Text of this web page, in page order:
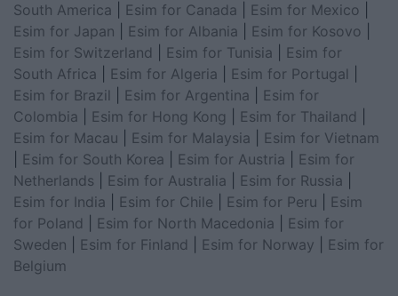
South America
Esim for Canada Esim for Mexico
Esim for Japan
Esim for Albania Esim for Kosovo
Esim for Switzerland
Esim for Tunisia
Esim for
South Africa
Esim for Algeria Esim for Portugal
Esim for Brazil
Esim for Argentina
Esim for
Colombia
Esim for Hong Kong Esim for Thailand
Esim for Macau
Esim for Malaysia
Esim for Vietnam
Esim for South Korea Esim for Austria
Esim for
Netherlands
Esim for Australia Esim for Russia
Esim for India
Esim for Chile Esim for Peru
Esim
for Poland
Esim for North Macedonia
Esim for
Sweden
Esim for Finland Esim for Norway
Esim for
Belgium